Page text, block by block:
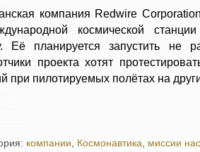
компания Redwire
космической
Её планируется запустить не
проекта хотят
при пилотируемых полётах на
компании, Космонавтика, миссии